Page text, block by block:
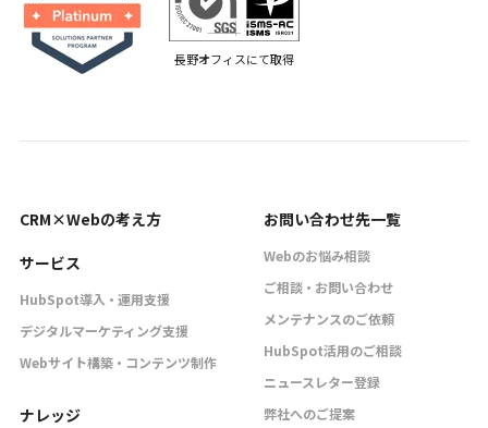
長野オフィスにて取得
CRM×Webの考え方
サービス
HubSpot導入・運用支援
デジタルマーケティング支援
Webサイト構築・コンテンツ制作
ナレッジ
お問い合わせ先一覧
Webのお悩み相談
ご相談・お問い合わせ
メンテナンスのご依頼
HubSpot活用のご相談
ニュースレター登録
弊社へのご提案